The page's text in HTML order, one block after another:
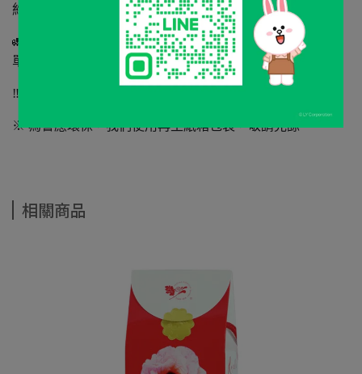
約需4-6天
🚛 運費說明
單筆滿 NT$2000 免運，未滿NT$2000酌收 NT$100運費
‼️限單筆訂單寄送同一地點‼️
※ 為響應環保，我們使用再生紙箱包裝，敬請見諒。
相關商品